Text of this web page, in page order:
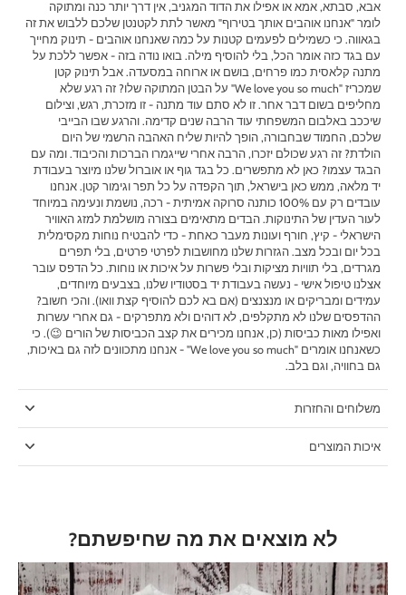
אבא, סבתא, אמא או אפילו את הדוד המגניב, אין דרך יותר כנה ומתוקה
לומר "אנחנו אוהבים אותך בטירוף" מאשר לתת לקטנטן שלכם ללבוש את זה
בגאווה. כי כשמילים לפעמים קטנות על כמה שאנחנו אוהבים - תינוק מחייך
עם בגד כזה אומר הכל, בלי להוסיף מילה. בואו נודה בזה - אפשר ללכת על
מתנה קלאסית כמו פרחים, בושם או ארוחה במסעדה. אבל תינוק קטן
שמכריז "We love you so much" על הבטן המתוקה שלו? זה רגע שלא
מחליפים בשום דבר אחר. זו לא סתם עוד מתנה - זו מזכרת, רגש, וצילום
שיככב באלבום המשפחתי עוד הרבה שנים קדימה. והרגע שבו הבייבי
שלכם, החמוד שבחבורה, הופך להיות שליח האהבה הרשמי של היום
הולדת? זה רגע שכולם יזכרו, הרבה אחרי שייגמרו הברכות והכיבוד. ומה עם
הבגד עצמו? כאן לא מתפשרים. כל בגד גוף או אוברול שלנו מיוצר בעבודת
יד מלאה, ממש כאן בישראל, תוך הקפדה על כל תפר וגימור קטן. אנחנו
עובדים רק עם 100% כותנה סרוקה אמיתית - רכה, נושמת ונעימה במיוחד
לעור העדין של התינוקות. הבדים מתאימים בצורה מושלמת למזג האוויר
הישראלי - קיץ, חורף ועונות מעבר כאחת - כדי להבטיח נוחות מקסימלית
בכל יום ובכל מצב. הגזרות שלנו מחושבות לפרטי פרטים, בלי תפרים
מגרדים, בלי תוויות מציקות ובלי פשרות על איכות או נוחות. כל הדפס עובר
אצלנו טיפול אישי - נעשה בעבודת יד בסטודיו שלנו, בצבעים מיוחדים,
עמידים ומבריקים או מנצנצים (אם בא לכם להוסיף קצת וואו). והכי חשוב?
ההדפסים שלנו לא מתקלפים, לא דוהים ולא מתפרקים - גם אחרי עשרות
ואפילו מאות כביסות (כן, אנחנו מכירים את קצב הכביסות של הורים 😉). כי
כשאנחנו אומרים "We love you so much" - אנחנו מתכוונים לזה גם באיכות,
גם בחוויה, וגם בלב.
משלוחים והחזרות
איכות המוצרים
לא מוצאים את מה שחיפשתם?